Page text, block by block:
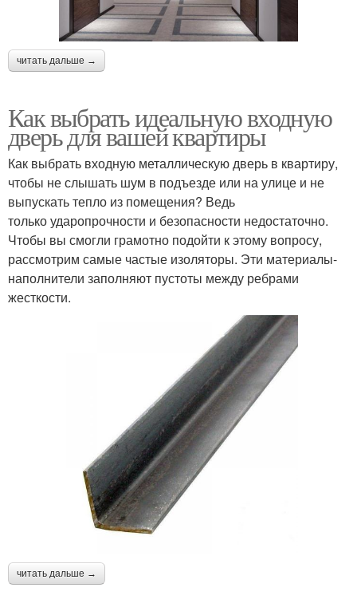
читать дальше →
Как выбрать идеальную входную
дверь для вашей квартиры
Как выбрать входную металлическую дверь в квартиру,
чтобы не слышать шум в подъезде или на улице и не
выпускать тепло из помещения? Ведь
только ударопрочности и безопасности недостаточно.
Чтобы вы смогли грамотно подойти к этому вопросу,
рассмотрим самые частые изоляторы. Эти материалы-
наполнители заполняют пустоты между ребрами
жесткости.
читать дальше →